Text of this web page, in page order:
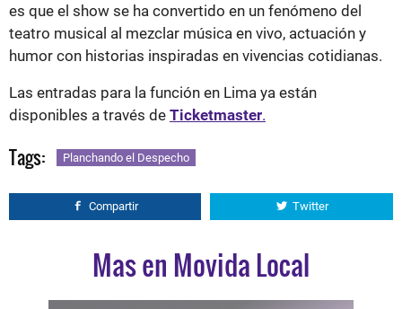
es que el show se ha convertido en un fenómeno del
teatro musical al mezclar música en vivo, actuación y
humor con historias inspiradas en vivencias cotidianas.
Las entradas para la función en Lima ya están
disponibles a través de Ticketmaster.
Tags: Planchando el Despecho
Compartir Twitter
Mas en Movida Local